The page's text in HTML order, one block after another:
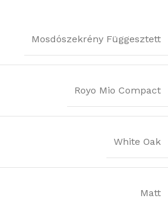
Mosdószekrény Függesztett
Royo Mio Compact
White Oak
Matt